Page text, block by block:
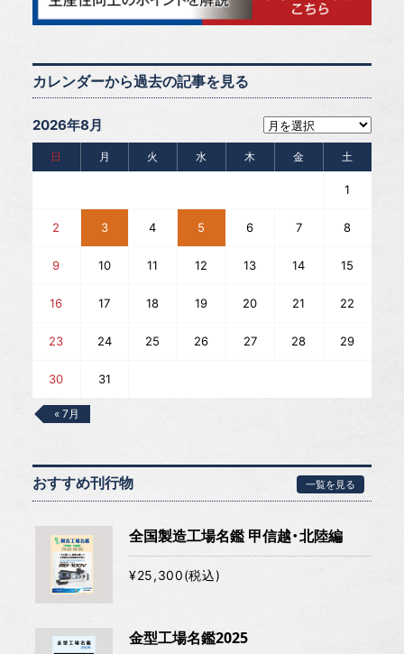
カレンダーから過去の記事を見る
2026年8月
日 月 火 水 木 金 土
1
2 3 4 5 6 7 8
9 10 11 12 13 14 15
16 17 18 19 20 21 22
23 24 25 26 27 28 29
30 31
« 7月
おすすめ刊行物 一覧を見る
全国製造工場名鑑 甲信越・北陸編
¥25,300(税込)
金型工場名鑑2025